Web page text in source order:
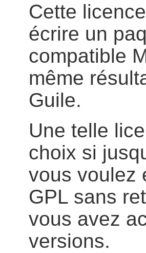
Cette
écrire un
compatible
même
Guile.
Une telle
choix si
vous voulez
GPL sans
vous avez
versions.